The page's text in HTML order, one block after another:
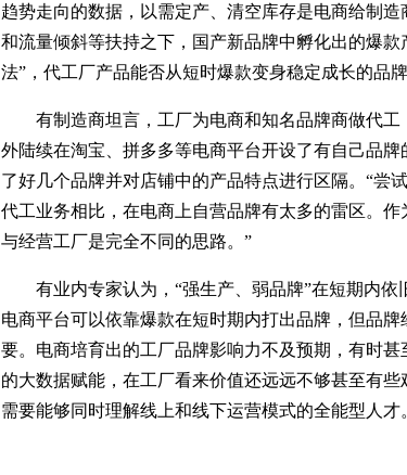
趋势走向的数据，以需定产、清空库存是电商给制
和流量倾斜等扶持之下，国产新品牌中孵化出的爆
法”，代工厂产品能否从短时爆款变身稳定成长的品
有制造商坦言，工厂为电商和知名品牌商做代工
外陆续在淘宝、拼多多等电商平台开设了有自己品
了好几个品牌并对店铺中的产品特点进行区隔。“尝
代工业务相比，在电商上自营品牌有太多的雷区。作
与经营工厂是完全不同的思路。”
有业内专家认为，“强生产、弱品牌”在短期内依
电商平台可以依靠爆款在短时期内打出品牌，但品
要。电商培育出的工厂品牌影响力不及预期，有时
的大数据赋能，在工厂看来价值还远远不够甚至有些
需要能够同时理解线上和线下运营模式的全能型人才